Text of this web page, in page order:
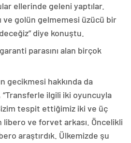
ellerinde geleni yaptılar.
ve golün gelmemesi üzücü bir
diye konuştu.
parasını alan birçok
gecikmesi hakkında da
“Transferle ilgili iki oyuncuyla
tespit ettiğimiz iki ve üç
ve forvet arkası. Öncelikli
araştırdık. Ülkemizde şu